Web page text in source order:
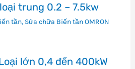
trung 0.2 – 7.5kw
tần, Sửa chữa Biến tần OMRON
lớn 0,4 đến 400kW